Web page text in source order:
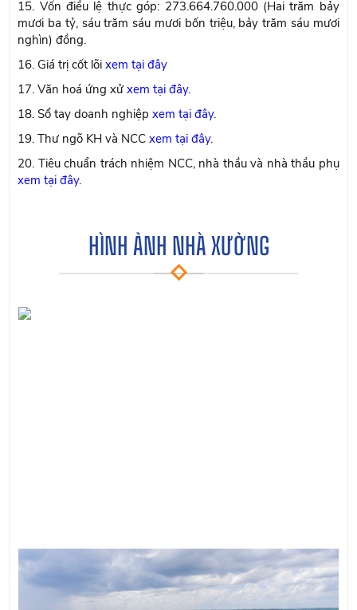
15. Vốn điều lệ thực góp: 273.664.760.000 (Hai trăm bảy
mươi ba tỷ, sáu trăm sáu mươi bốn triệu, bảy trăm sáu mươi
nghìn) đồng.
16. Giá trị cốt lõixem tại đây
17. Văn hoá ứng xửxem tại đây.
18. Sổ tay doanh nghiệpxem tại đây.
19. Thư ngõ KH và NCCxem tại đây.
20. Tiêu chuẩn trách nhiệm NCC, nhà thầu và nhà thầu phụ
xem tại đây.
HÌNH ẢNH NHÀ XƯỞNG